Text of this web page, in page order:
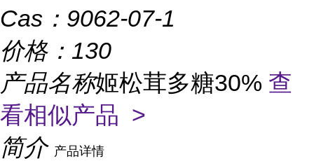
Cas： 9062-07-1
价格： 130
产品名称姬松茸多糖30% 查
看相似产品 >
简介 产品详情